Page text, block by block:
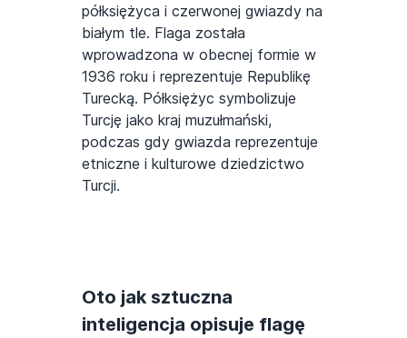
półksiężyca i czerwonej gwiazdy na
białym tle. Flaga została
wprowadzona w obecnej formie w
1936 roku i reprezentuje Republikę
Turecką. Półksiężyc symbolizuje
Turcję jako kraj muzułmański,
podczas gdy gwiazda reprezentuje
etniczne i kulturowe dziedzictwo
Turcji.
Oto jak sztuczna
inteligencja opisuje flagę